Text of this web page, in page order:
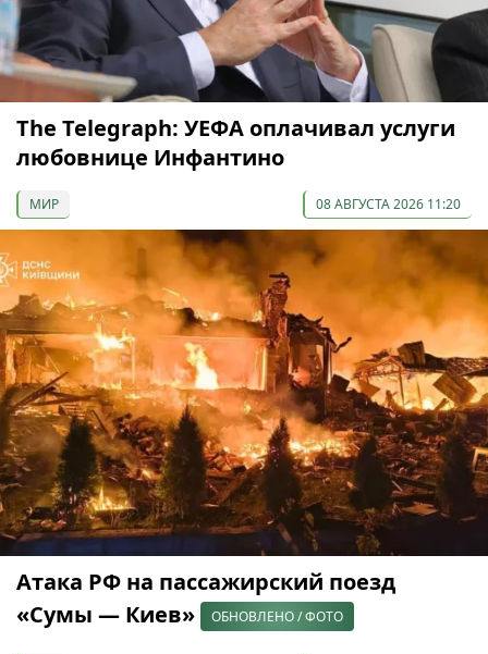
The Telegraph: УЕФА оплачивал услуги
любовнице Инфантино
МИР 08 АВГУСТА 2026 11:20
Атака РФ на пассажирский поезд
«Сумы — Киев»
ОБНОВЛЕНО / ФОТО